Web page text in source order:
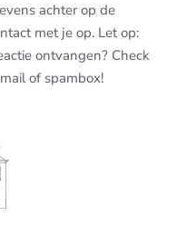
achter op de
met je op. Let op:
ontvangen? Check
of spambox!